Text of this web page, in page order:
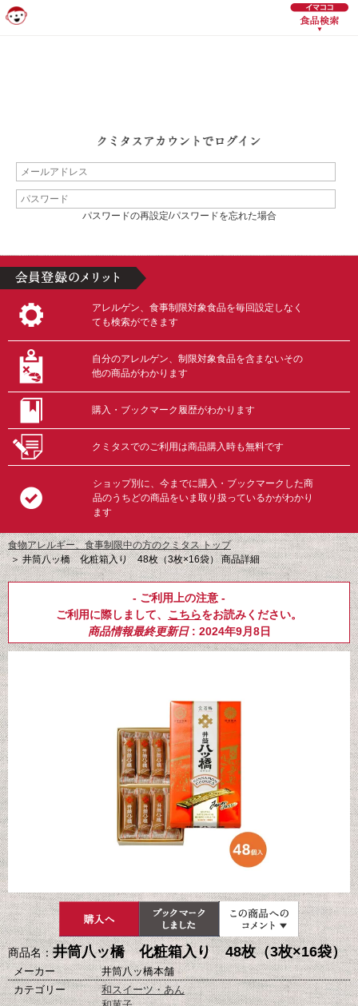
パスワードの再設定/パスワードを忘れた場合
アレルゲン、食事制限対象食品を毎回設定しなく
ても検索ができます
自分のアレルゲン、制限対象食品を含まないその
他の商品がわかります
購入・ブックマーク履歴がわかります
クミタスでのご利用は商品購入時も無料です
ショップ別に、今までに購入・ブックマークした商
品のうちどの商品をいま取り扱っているかがわかり
ます
食物アレルギー、食事制限中の方のクミタス トップ
＞井筒八ッ橋 化粧箱入り 48枚（3枚×16袋） 商品詳細
- ご利用上の注意 -
ご利用に際しまして、 こちらをお読みください。
商品情報最終更新日: 2024年9月8日
商品名：井筒八ッ橋 化粧箱入り 48枚（3枚×16袋）
メーカー
井筒八ッ橋本舗
カテゴリー
和スイーツ・あん